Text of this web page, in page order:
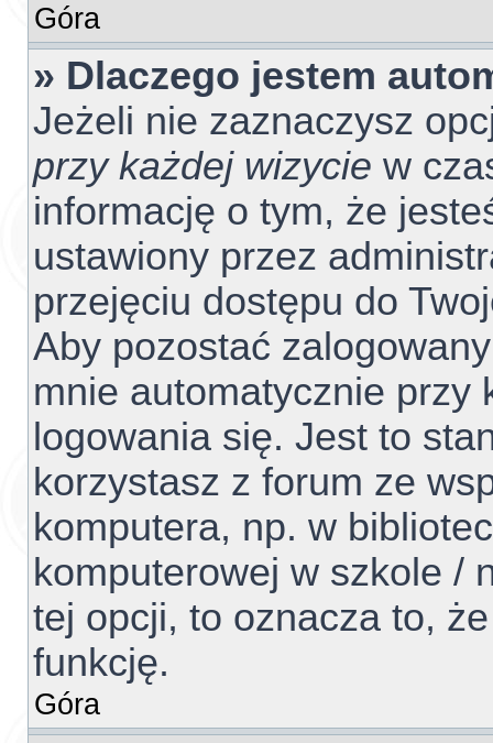
Góra
» Dlaczego jestem
Jeżeli nie zaznaczysz
przy każdej wizycie w
informację o tym, że
ustawiony przez
przejęciu dostępu do
Aby pozostać
mnie automatycznie przy
logowania się. Jest to
korzystasz z forum ze
komputera, np. w
komputerowej w szkole /
tej opcji, to oznacza to,
funkcję.
Góra